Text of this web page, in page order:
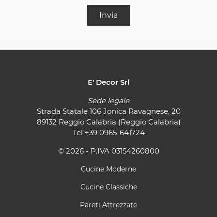
Invia
E' Decor Srl
Sede legale
Strada Statale 106 Jonica Ravagnese, 20
89132 Reggio Calabria (Reggio Calabria)
Tel +39 0965-641724
© 2026 - P.IVA 03154260800
Cucine Moderne
Cucine Classiche
Pareti Attrezzate